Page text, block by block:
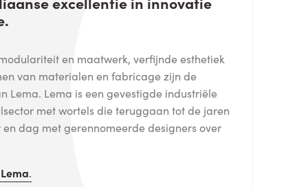
en maatwerk, verfijnde esthetiek
van materialen en fabricage zijn de
Lema. Lema is een gevestigde industriële
met wortels die teruggaan tot de jaren
en dag met gerennomeerde designers over
Lema.